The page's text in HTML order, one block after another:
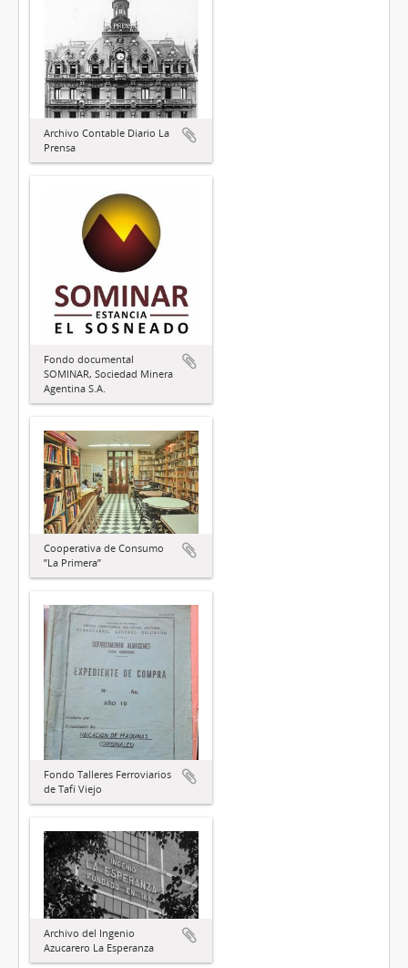
Archivo Contable Diario La
Prensa
Fondo documental
SOMINAR, Sociedad Minera
Agentina S.A.
Cooperativa de Consumo
”La Primera”
Fondo Talleres Ferroviarios
de Tafí Viejo
Archivo del Ingenio
Azucarero La Esperanza